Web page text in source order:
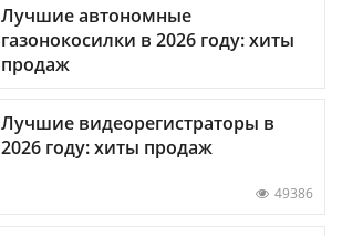
Лучшие автономные
газонокосилки в 2026 году: хиты
продаж
Лучшие видеорегистраторы в
2026 году: хиты продаж
49386